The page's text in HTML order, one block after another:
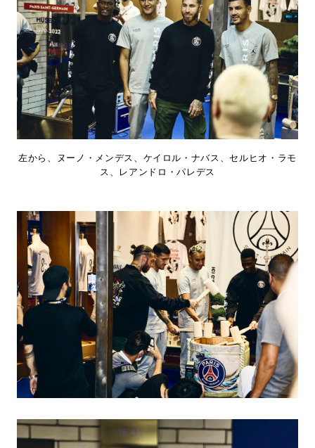
左から、ヌーノ・メンデス、ケイロル・ナバス、セルヒオ・ラモ
ス、レアンドロ・パレデス